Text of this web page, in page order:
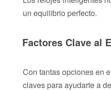
un equilibrio perfecto.
Factores Clave al
Con tantas opciones en
claves para ayudarte a